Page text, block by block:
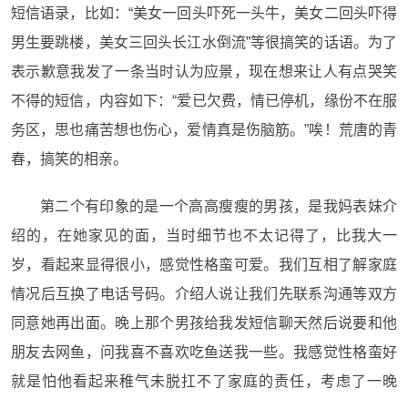
短信语录，比如：“美女一回头吓死一头牛，美女二回头吓得
男生要跳楼，美女三回头长江水倒流”等很搞笑的话语。为了
表示歉意我发了一条当时认为应景，现在想来让人有点哭笑
不得的短信，内容如下：“爱已欠费，情已停机，缘份不在服
务区，思也痛苦想也伤心，爱情真是伤脑筋。”唉！荒唐的青
春，搞笑的相亲。
第二个有印象的是一个高高瘦瘦的男孩，是我妈表妹介
绍的，在她家见的面，当时细节也不太记得了，比我大一
岁，看起来显得很小，感觉性格蛮可爱。我们互相了解家庭
情况后互换了电话号码。介绍人说让我们先联系沟通等双方
同意她再出面。晚上那个男孩给我发短信聊天然后说要和他
朋友去网鱼，问我喜不喜欢吃鱼送我一些。我感觉性格蛮好
就是怕他看起来稚气未脱扛不了家庭的责任，考虑了一晚